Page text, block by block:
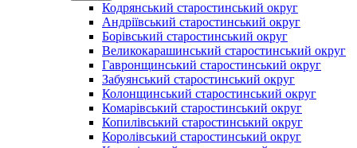
Кодрянський старостинський округ
Андріївський старостинський округ
Борівський старостинський округ
Великокарашинський старостинський округ
Гавронщинський старостинський округ
Забуянський старостинський округ
Колонщинський старостинський округ
Комарівський старостинський округ
Копилівський старостинський округ
Королівський старостинський округ